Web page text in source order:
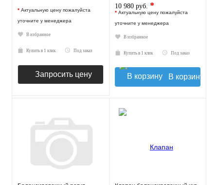
* Актуальную цену пожалуйста
уточните у менеджера
В избранное
Купить в 1 клик Под заказ
Запросить цену
10 980 руб. *
* Актуальную цену пожалуйста
уточните у менеджера
В избранное
Купить в 1 клик Под заказ
В корзину